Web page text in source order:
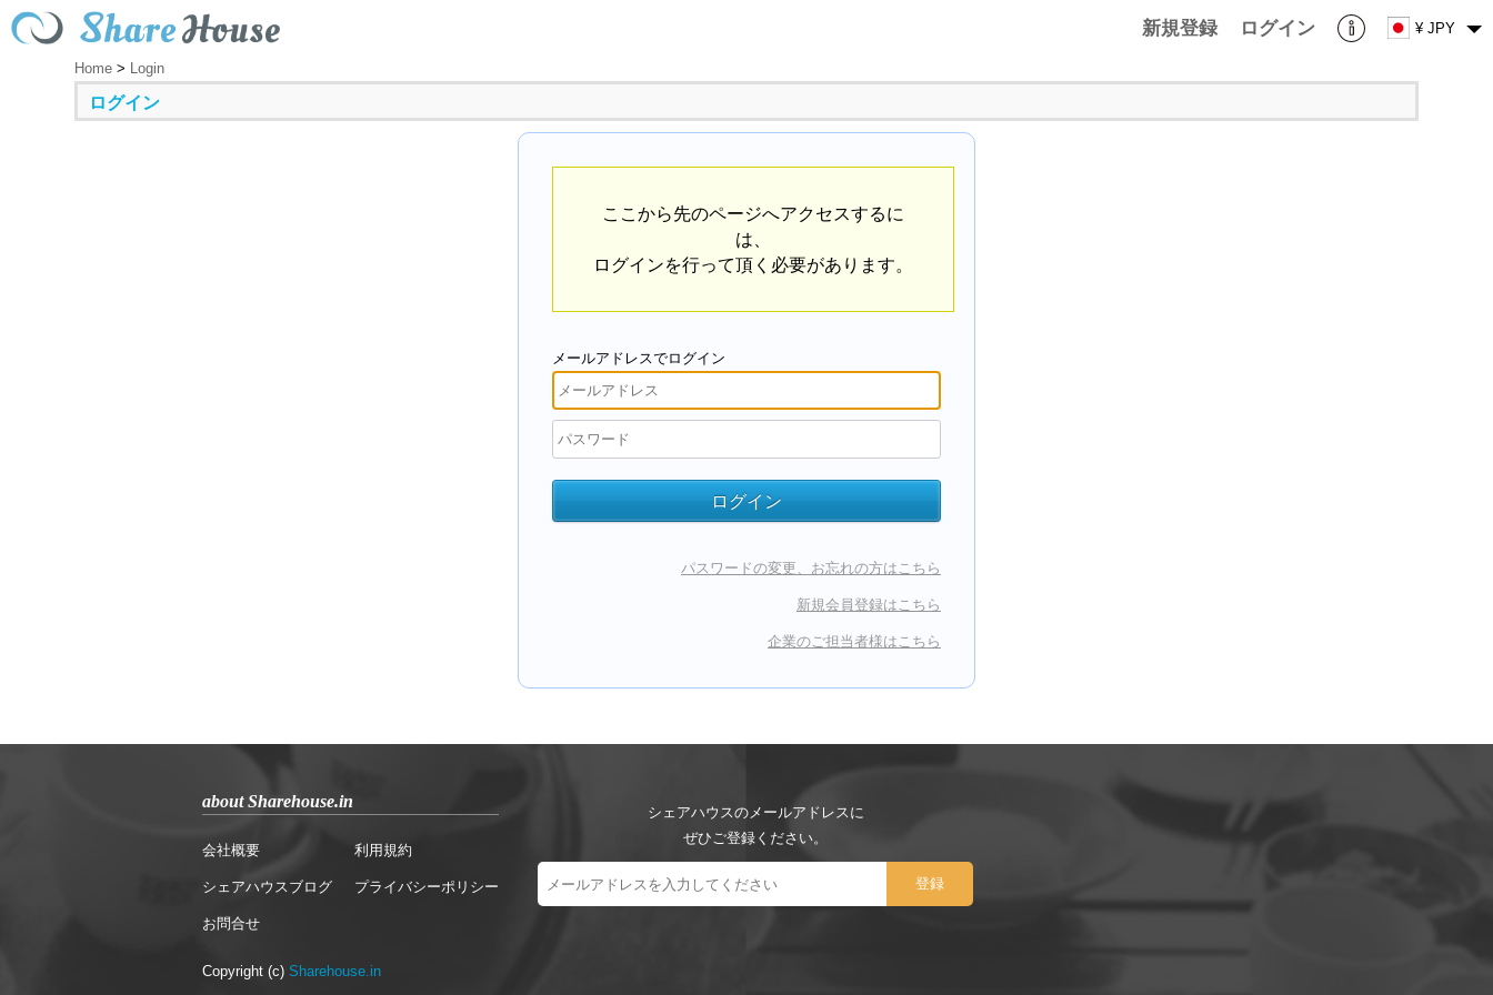
新規登録 ログイン ¥ JPY
Home > Login
ログイン
ここから先のページへアクセスするに
は、
ログインを行って頂く必要があります。
メールアドレスでログイン
パスワードの変更、お忘れの方はこちら
新規会員登録はこちら
企業のご担当者様はこちら
about Sharehouse.in
会社概要
シェアハウスブログ
お問合せ
利用規約
プライバシーポリシー
シェアハウスのメールアドレスに
ぜひご登録ください。
Copyright (c) Sharehouse.in